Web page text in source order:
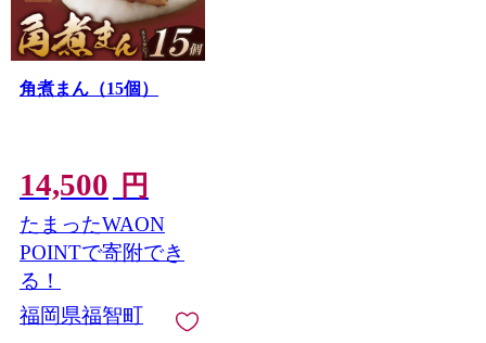
角煮まん（15個）
14,500 円
たまったWAON
POINTで寄附でき
る！
福岡県福智町